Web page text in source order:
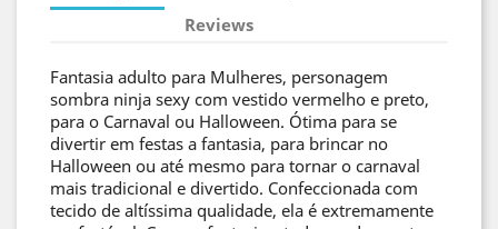
Reviews
Fantasia adulto para Mulheres, personagem
sombra ninja sexy com vestido vermelho e preto,
para o Carnaval ou Halloween. Ótima para se
divertir em festas a fantasia, para brincar no
Halloween ou até mesmo para tornar o carnaval
mais tradicional e divertido. Confeccionada com
tecido de altíssima qualidade, ela é extremamente